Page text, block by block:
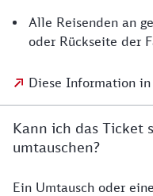
Alle Reisenden an
oder Rückseite der
Diese Information
Kann ich das Ticket
umtauschen?
Ein Umtausch oder